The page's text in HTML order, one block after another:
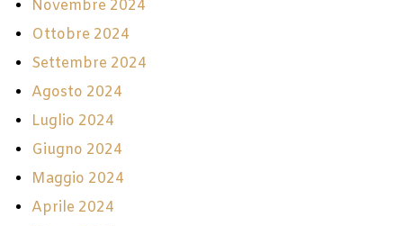
Novembre 2024
Ottobre 2024
Settembre 2024
Agosto 2024
Luglio 2024
Giugno 2024
Maggio 2024
Aprile 2024